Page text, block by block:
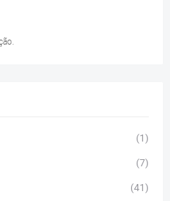
(1)
(7)
(41)